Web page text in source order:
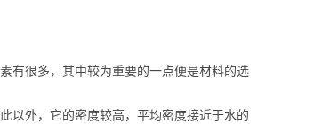
有很多，其中较为重要的一点便是材料的选
以外，它的密度较高，平均密度接近于水的